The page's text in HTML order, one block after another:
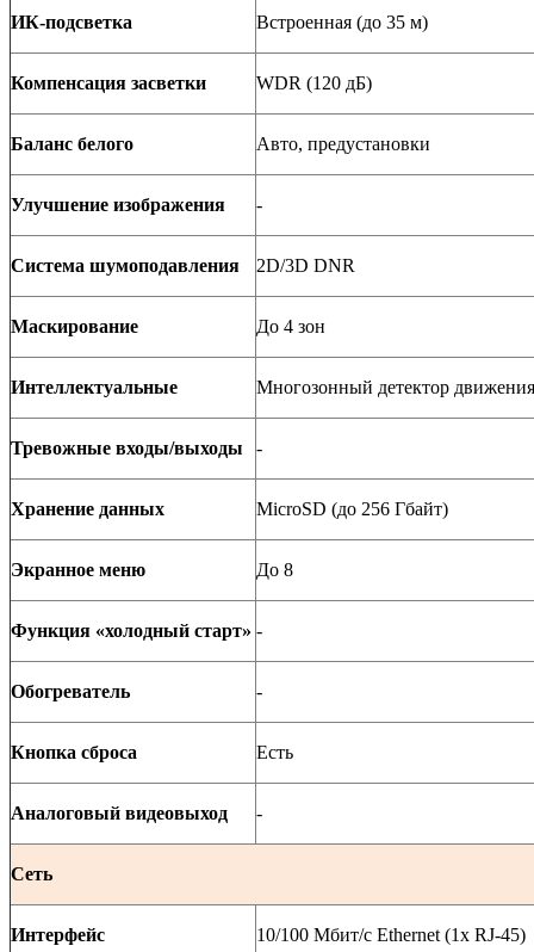
ИК-подсветка Встроенная (до 35 м)
Компенсация засветки WDR (120 дБ)
Баланс белого Авто, предустановки
Улучшение изображения -
Система шумоподавления 2D/3D DNR
Маскирование До 4 зон
Интеллектуальные Многозонный детектор
Тревожные входы/выходы -
Хранение данных MicroSD (до 256 Гбайт)
Экранное меню До 8
Функция «холодный старт» -
Обогреватель -
Кнопка сброса Есть
Аналоговый видеовыход -
Сеть
Интерфейс 10/100 Мбит/с Ethernet (1x RJ-45)